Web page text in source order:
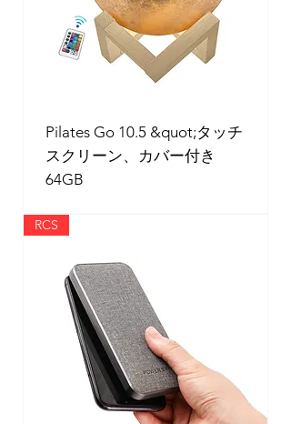
Pilates Go 10.5 &quot;タッチ
スクリーン、カバー付き
64GB
RCS